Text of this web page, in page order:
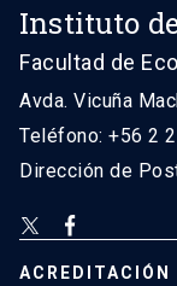
Instituto
Facultad de
Avda. Vicuña
Teléfono: +56 2
Dirección de
ACREDITACIÓN